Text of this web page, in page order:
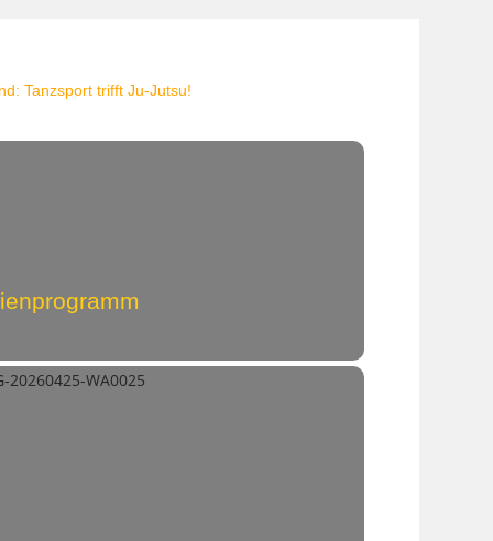
Tanzsport trifft Ju-Jutsu!